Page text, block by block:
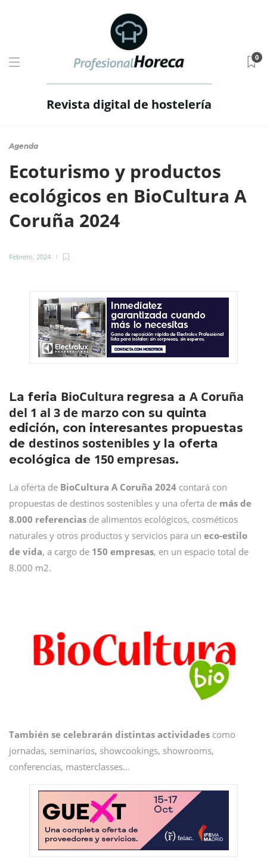
Revista digital de hostelería
0
Agenda
Ecoturismo y productos
ecológicos en BioCultura A
Coruña 2024
Febrero, 2024
La feria BioCultura regresa a A Coruña
del 1 al 3 de marzo con su quinta
edición, con interesantes propuestas
de destinos sostenibles y la oferta
ecológica de 150 empresas.
La oferta de BioCultura A Coruña 2024 contará con
propuestas de destinos sostenibles y una oferta de más de
8.000 referencias de alimentos ecológicos, cosméticos
naturales y otros productos y servicios para un eco-estilo
de vida, a cargo de 150 empresas, en un espacio total de
8.000 m2.
También se celebrarán distintas actividades como
jornadas, seminarios, showcookings, showrooms,
conferencias, masterclasses…